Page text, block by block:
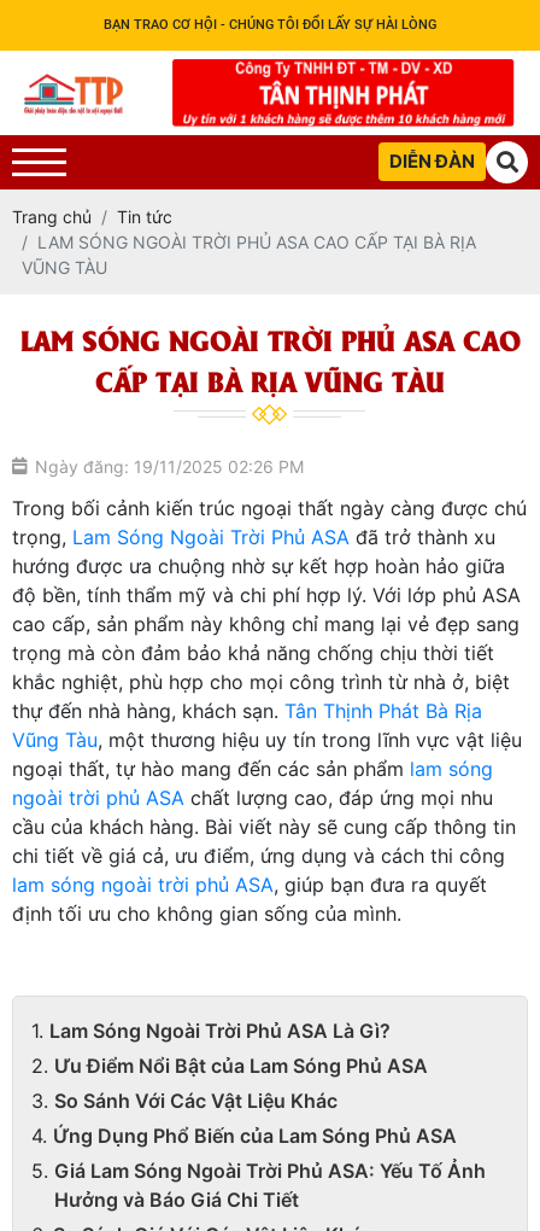
BẠN TRAO CƠ HỘI - CHÚNG TÔI ĐỔI LẤY SỰ HÀI LÒNG
DIỄN ĐÀN
Trang chủ
Tin tức
LAM SÓNG NGOÀI TRỜI PHỦ ASA CAO CẤP TẠI BÀ RỊA
VŨNG TÀU
LAM SÓNG NGOÀI TRỜI PHỦ ASA CAO
CẤP TẠI BÀ RỊA VŨNG TÀU
Ngày đăng: 19/11/2025 02:26 PM
Trong bối cảnh kiến trúc ngoại thất ngày càng được chú
trọng, Lam Sóng Ngoài Trời Phủ ASA đã trở thành xu
hướng được ưa chuộng nhờ sự kết hợp hoàn hảo giữa
độ bền, tính thẩm mỹ và chi phí hợp lý. Với lớp phủ ASA
cao cấp, sản phẩm này không chỉ mang lại vẻ đẹp sang
trọng mà còn đảm bảo khả năng chống chịu thời tiết
khắc nghiệt, phù hợp cho mọi công trình từ nhà ở, biệt
thự đến nhà hàng, khách sạn. Tân Thịnh Phát Bà Rịa
Vũng Tàu, một thương hiệu uy tín trong lĩnh vực vật liệu
ngoại thất, tự hào mang đến các sản phẩm lam sóng
ngoài trời phủ ASA chất lượng cao, đáp ứng mọi nhu
cầu của khách hàng. Bài viết này sẽ cung cấp thông tin
chi tiết về giá cả, ưu điểm, ứng dụng và cách thi công
lam sóng ngoài trời phủ ASA, giúp bạn đưa ra quyết
định tối ưu cho không gian sống của mình.
Lam Sóng Ngoài Trời Phủ ASA Là Gì?
Ưu Điểm Nổi Bật của Lam Sóng Phủ ASA
So Sánh Với Các Vật Liệu Khác
Ứng Dụng Phổ Biến của Lam Sóng Phủ ASA
Giá Lam Sóng Ngoài Trời Phủ ASA: Yếu Tố Ảnh
Hưởng và Báo Giá Chi Tiết